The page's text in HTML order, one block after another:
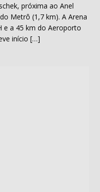
próxima ao Anel
Metrô (1,7 km). A Arena
e a 45 km do Aeroporto
início […]